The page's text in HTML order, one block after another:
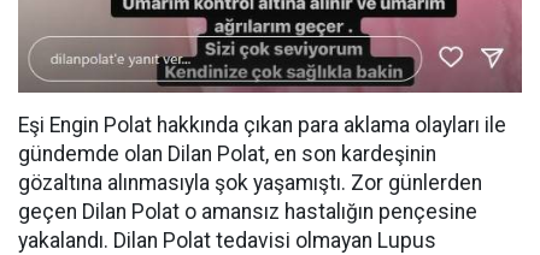
Eşi Engin Polat hakkında çıkan para aklama olayları ile
gündemde olan Dilan Polat, en son kardeşinin
gözaltına alınmasıyla şok yaşamıştı. Zor günlerden
geçen Dilan Polat o amansız hastalığın pençesine
yakalandı. Dilan Polat tedavisi olmayan Lupus